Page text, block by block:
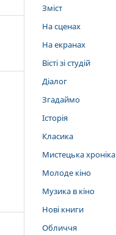
Зміст
На сценах
На екранах
Вісті зі студій
Діалог
Згадаймо
Історія
Класика
Мистецька хроніка
Молоде кіно
Музика в кіно
Нові книги
Обличчя